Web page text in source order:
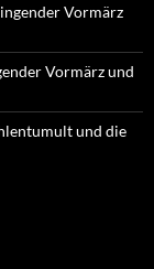
Vormärz
Vormärz und
und die